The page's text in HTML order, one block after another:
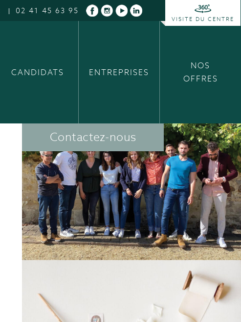
02 41 45 63 95
VISITE DU CENTRE
CANDIDATS ENTREPRISES
NOS
OFFRES
Contactez-nous